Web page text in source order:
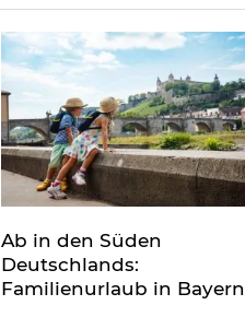
Ab in den Süden
Deutschlands:
Familienurlaub in Bayern